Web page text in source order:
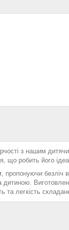
з нашим
що робить його
безліч
та легкість